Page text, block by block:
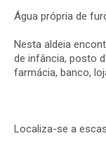
Água própria de
Nesta aldeia
de infância, posto
farmácia, banco,
Localiza-se a